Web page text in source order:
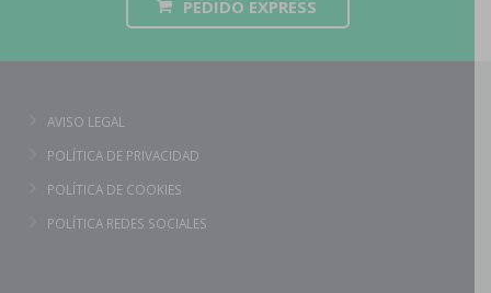
PEDIDO EXPRESS
AVISO LEGAL
POLÍTICA DE PRIVACIDAD
POLÍTICA DE COOKIES
POLÍTICA REDES SOCIALES